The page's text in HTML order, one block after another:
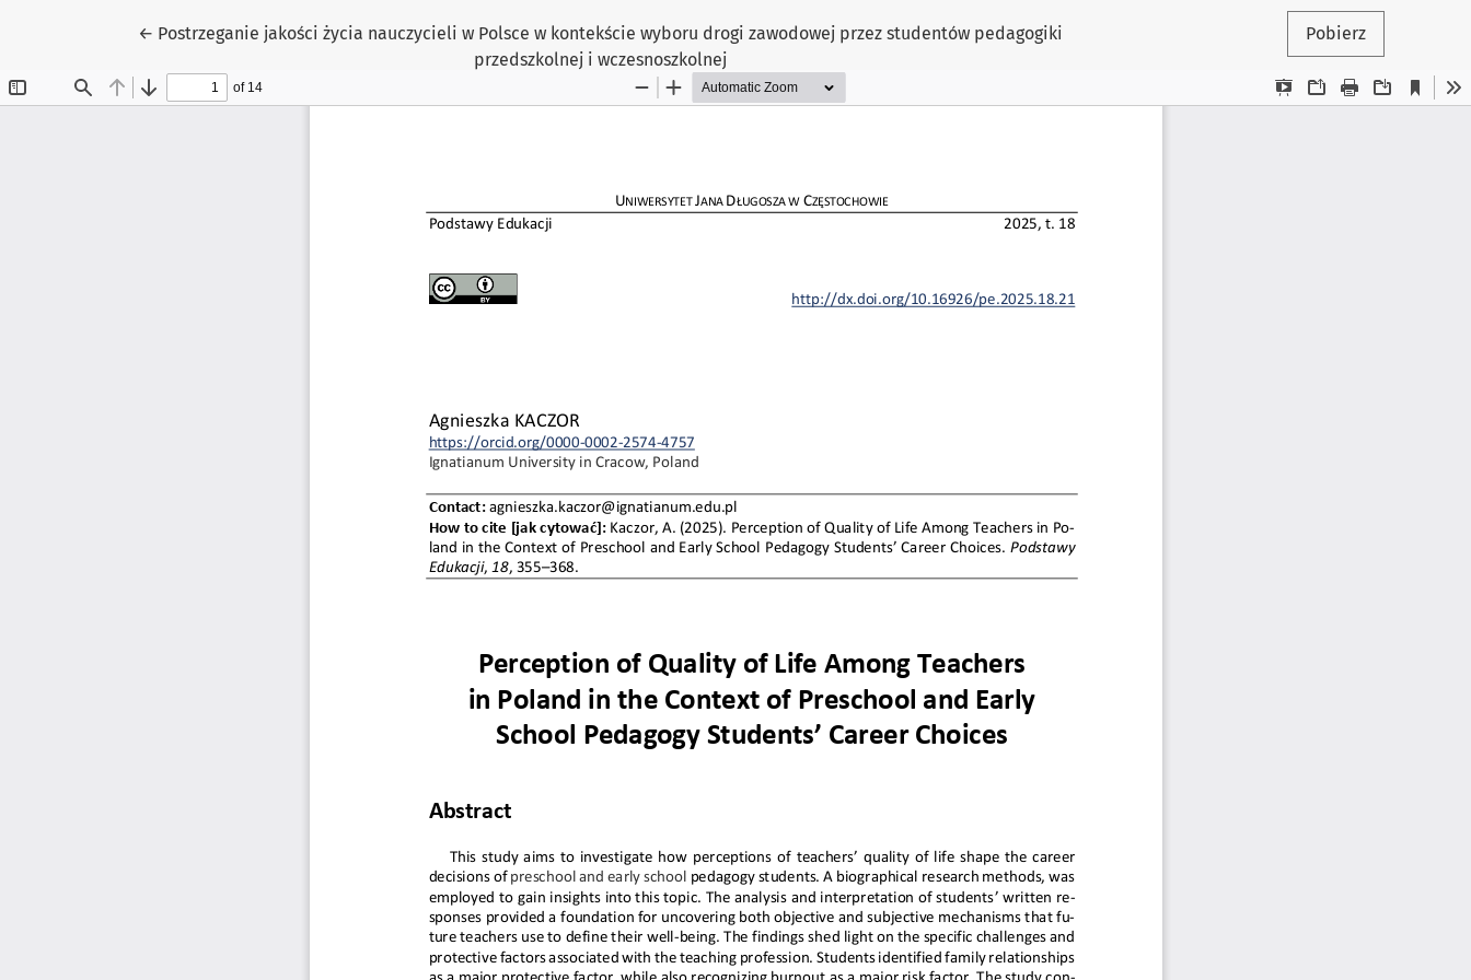
← Wróć do szczegółów artykułu
Postrzeganie jakości życia nauczycieli w Polsce w kontekście wyboru drogi zawodowej przez studentów pedagogiki
przedszkolnej i wczesnoszkolnej
Pobierz